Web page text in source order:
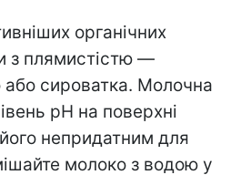
органічних
з плямистістю —
або сироватка. Молочна
pH на поверхні
непридатним для
молоко з водою у